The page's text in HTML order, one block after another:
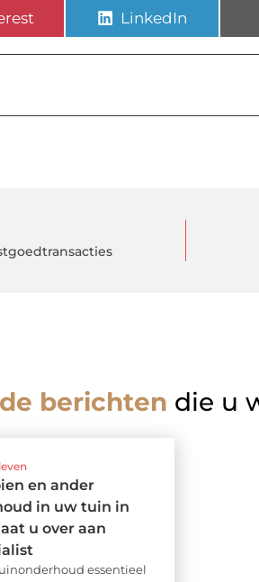
LinkedIn
berichten die u
en ander
in uw tuin in
u over aan
essentieel